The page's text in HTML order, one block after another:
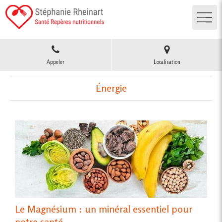
Appeler Localisation
Énergie
Le Magnésium : un minéral essentiel pour